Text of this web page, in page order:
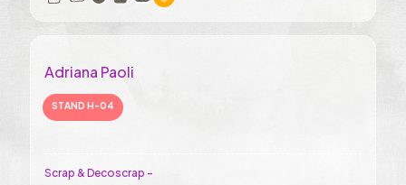
Adriana Paoli
STAND H-04
Scrap & Decoscrap -